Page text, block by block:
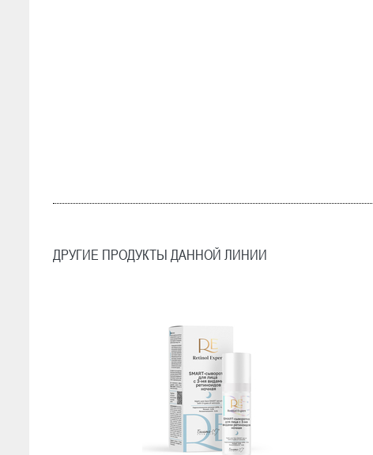
ДРУГИЕ ПРОДУКТЫ ДАННОЙ ЛИНИИ